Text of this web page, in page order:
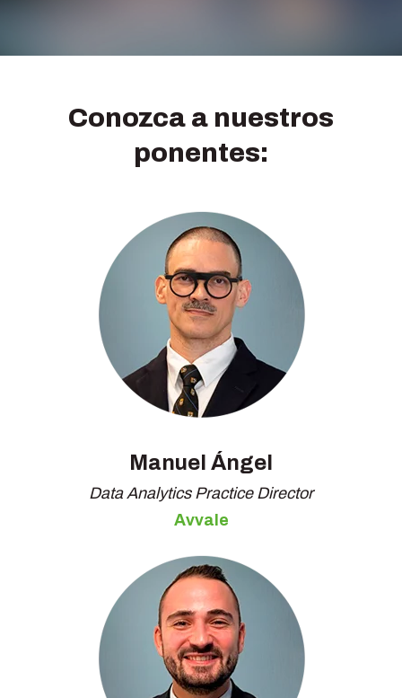
Conozca a nuestros
ponentes:
Manuel Ángel
Data Analytics Practice Director
Avvale